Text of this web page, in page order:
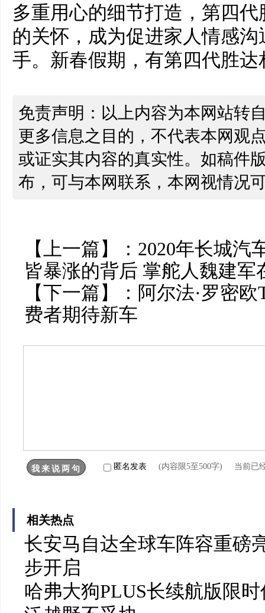
多重用心的细节打造，第四
的关怀，成为促进家人情感
手。新春假期，有第四代胜
免责声明：以上内容为本网站转
更多信息之目的，不代表本网观
或证实其内容的真实性。如稿件
布，可与本网联系，本网视情况
【上一篇】： 2020年长城汽
皆暴涨的背后 掌舵人魏建军
【下一篇】： 阿尔法·罗密欧
费者期待新车
匿名发表 (内容限5至500字) 当前已
相关热点
长安马自达全球车阵容重磅
步开启
哈弗大狗PLUS长续航版限